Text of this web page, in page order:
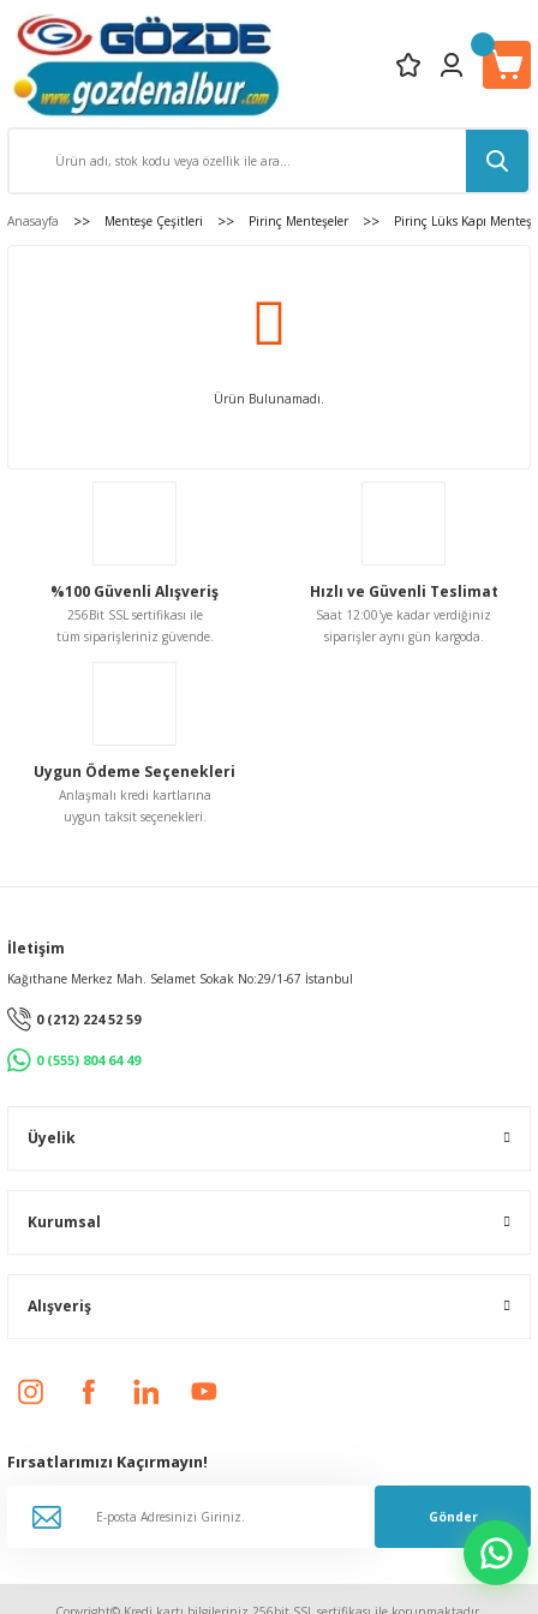
Anasayfa Menteşe Çeşitleri Pirinç Menteşeler Pirinç Lüks Kapı
Ürün Bulunamadı.
%100 Güvenli Alışveriş
256Bit SSL sertifikası ile
tüm siparişleriniz güvende.
Hızlı ve Güvenli Teslimat
Saat 12:00'ye kadar verdiğiniz
siparişler aynı gün kargoda.
Uygun Ödeme Seçenekleri
Anlaşmalı kredi kartlarına
uygun taksit seçenekleri.
İletişim
Kağıthane Merkez Mah. Selamet Sokak No:29/1-67 İstanbul
0 (212) 224 52 59
0 (555) 804 64 49
Üyelik
Kurumsal
Alışveriş
Fırsatlarımızı Kaçırmayın!
Gönder